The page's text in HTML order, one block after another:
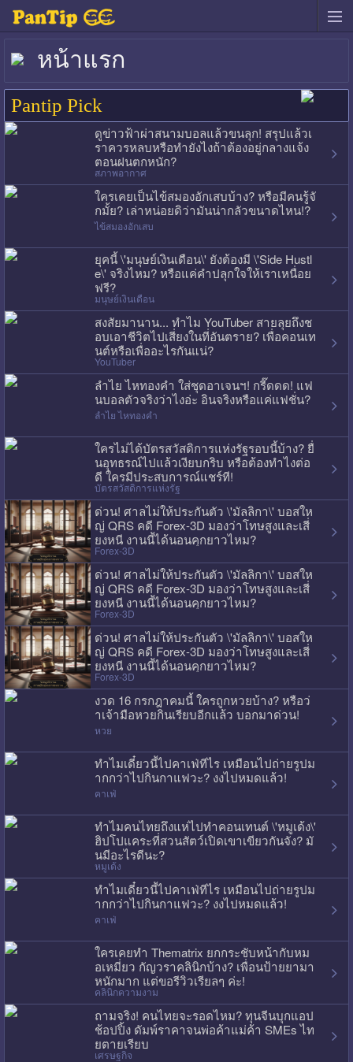
หน้าแรก
Pantip Pick
ดูข่าวฟ้าผ่าสนามบอลแล้วขนลุก! สรุปแล้วเ
ราควรหลบหรือทำยังไงถ้าต้องอยู่กลางแจ้ง
ตอนฝนตกหนัก?
สภาพอากาศ
ใครเคยเป็นไข้สมองอักเสบบ้าง? หรือมีคนรู้จั
กมั้ย? เล่าหน่อยดิว่ามันน่ากลัวขนาดไหน!?
ไข้สมองอักเสบ
ยุคนี้ \'มนุษย์เงินเดือน\' ยังต้องมี \'Side Hustl
e\' จริงไหม? หรือแค่คำปลุกใจให้เราเหนื่อย
ฟรี?
มนุษย์เงินเดือน
สงสัยมานาน... ทำไม YouTuber สายลุยถึงช
อบเอาชีวิตไปเสี่ยงในที่อันตราย? เพื่อคอนเท
นต์หรือเพื่ออะไรกันแน่?
YouTuber
ลำไย ไหทองคำ ใส่ชุดอาเจนฯ! กรี๊ดดด! แฟ
นบอลตัวจริงว่าไงอ่ะ อินจริงหรือแค่แฟชั่น?
ลำไย ไหทองคำ
ใครไม่ได้บัตรสวัสดิการแห่งรัฐรอบนี้บ้าง? ยื่
นอุทธรณ์ไปแล้วเงียบกริบ หรือต้องทำไงต่อ
ดี ใครมีประสบการณ์แชร์ที!
บัตรสวัสดิการแห่งรัฐ
ด่วน! ศาลไม่ให้ประกันตัว \'มัลลิกา\' บอสให
ญ่ QRS คดี Forex-3D มองว่าโทษสูงและเสี่
ยงหนี งานนี้ได้นอนคุกยาวไหม?
Forex-3D
ด่วน! ศาลไม่ให้ประกันตัว \'มัลลิกา\' บอสให
ญ่ QRS คดี Forex-3D มองว่าโทษสูงและเสี่
ยงหนี งานนี้ได้นอนคุกยาวไหม?
Forex-3D
ด่วน! ศาลไม่ให้ประกันตัว \'มัลลิกา\' บอสให
ญ่ QRS คดี Forex-3D มองว่าโทษสูงและเสี่
ยงหนี งานนี้ได้นอนคุกยาวไหม?
Forex-3D
งวด 16 กรกฎาคมนี้ ใครถูกหวยบ้าง? หรือว่
าเจ้ามือหวยกินเรียบอีกแล้ว บอกมาด่วน!
หวย
ทำไมเดี๋ยวนี้ไปคาเฟ่ทีไร เหมือนไปถ่ายรูปม
ากกว่าไปกินกาแฟวะ? งงไปหมดแล้ว!
คาเฟ่
ทำไมคนไทยถึงแห่ไปทำคอนเทนต์ \'หมูเด้ง\'
ฮิปโปแคระที่สวนสัตว์เปิดเขาเขียวกันจัง? มั
นมีอะไรดีนะ?
หมูเด้ง
ทำไมเดี๋ยวนี้ไปคาเฟ่ทีไร เหมือนไปถ่ายรูปม
ากกว่าไปกินกาแฟวะ? งงไปหมดแล้ว!
คาเฟ่
ใครเคยทำ Thematrix ยกกระชับหน้ากับหม
อเหมี่ยว กัญวราคลินิกบ้าง? เพื่อนป้ายยามา
หนักมาก แต่ขอรีวิวเรียลๆ ค่ะ!
คลินิกความงาม
ถามจริง! คนไทยจะรอดไหม? ทุนจีนบุกแอป
ช้อปปิ้ง ดัมพ์ราคาจนพ่อค้าแม่ค้า SMEs ไท
ยตายเรียบ
เศรษฐกิจ